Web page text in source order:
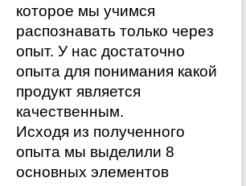
которое мы учимся
распознавать только через
опыт. У нас достаточно
опыта для понимания какой
продукт является
качественным.
Исходя из полученного
опыта мы выделили 8
основных элементов